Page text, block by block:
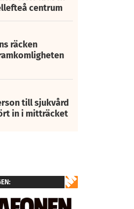
centrum
räcken
till sjukvård
in i mitträcket